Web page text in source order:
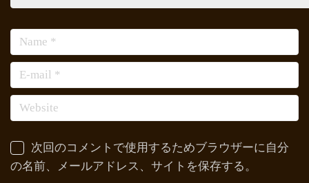
次回のコメントで使用するためブラウザーに自分
の名前、メールアドレス、サイトを保存する。